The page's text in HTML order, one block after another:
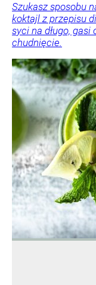
Szukasz sposobu
koktajl z przepisu
syci na długo, gasi
chudnięcie.